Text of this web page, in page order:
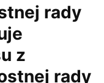
rady
z
rady